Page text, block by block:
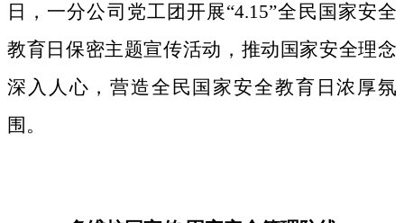
日，一分公司党工团开展“4.15”全民国家安全
教育日保密主题宣传活动，推动国家安全理念
深入人心，营造全民国家安全教育日浓厚氛
围。